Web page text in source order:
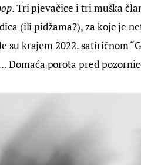
. Tri pjevačice i tri muška
(ili pidžama?), za koje je
su krajem 2022. satiričnom
Domaća porota pred